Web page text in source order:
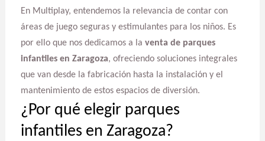
En Multiplay, entendemos la relevancia de contar con
áreas de juego seguras y estimulantes para los niños. Es
por ello que nos dedicamos a la venta de parques
infantiles en Zaragoza, ofreciendo soluciones integrales
que van desde la fabricación hasta la instalación y el
mantenimiento de estos espacios de diversión.
¿Por qué elegir parques
infantiles en Zaragoza?